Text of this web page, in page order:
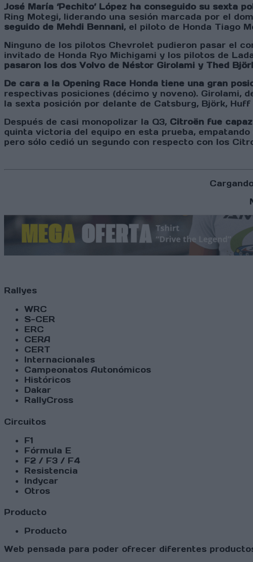
José María ‘Pechito’ López ha conseguido su sexta
Ring Motegi, liderando una sesión marcada por el
seguido de Mehdi Bennani, el piloto de Honda Tiago
Ninguno de los pilotos Chevrolet pudieron pasar el
invitado de Honda Ryo Michigami y los pilotos de
pasaron los dos Volvo de Néstor Girolami y Thed
De cara a la Opening Race Honda tiene una gran
respectivas posiciones (décimo y noveno). Girolami,
la sexta posición por delante de Catsburg, Björk, Huff
Después de casi monopolizar la Q3, Citroën fue
quinta victoria del equipo en esta prueba,
pero sólo cedió un segundo con respecto con los
Rallyes
WRC
S-CER
ERC
CERA
CERT
Internacionales
Campeonatos Autonómicos
Históricos
Dakar
RallyCross
Circuitos
F1
Fórmula E
F2 / F3 / F4
Resistencia
Indycar
Otros
Producto
Producto
Web pensada para poder ofrecer diferentes